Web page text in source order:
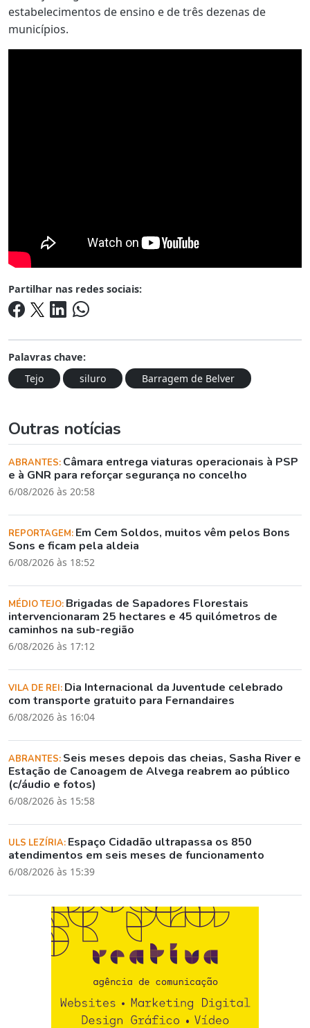
estabelecimentos de ensino e de três dezenas de
municípios.
Partilhar nas redes sociais:
Palavras chave:
Tejo
siluro Barragem de Belver
Outras notícias
ABRANTES: Câmara entrega viaturas operacionais à PSP
e à GNR para reforçar segurança no concelho
6/08/2026 às 20:58
REPORTAGEM: Em Cem Soldos, muitos vêm pelos Bons
Sons e ficam pela aldeia
6/08/2026 às 18:52
MÉDIO TEJO: Brigadas de Sapadores Florestais
intervencionaram 25 hectares e 45 quilómetros de
caminhos na sub-região
6/08/2026 às 17:12
VILA DE REI: Dia Internacional da Juventude celebrado
com transporte gratuito para Fernandaires
6/08/2026 às 16:04
ABRANTES: Seis meses depois das cheias, Sasha River e
Estação de Canoagem de Alvega reabrem ao público
(c/áudio e fotos)
6/08/2026 às 15:58
ULS LEZÍRIA: Espaço Cidadão ultrapassa os 850
atendimentos em seis meses de funcionamento
6/08/2026 às 15:39